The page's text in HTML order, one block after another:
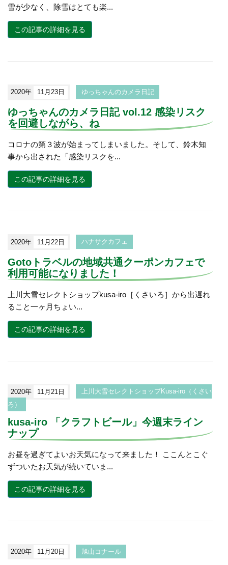
雪が少なく、除雪はとても楽...
この記事の詳細を見る
2020年 11月23日 ゆっちゃんのカメラ日記
ゆっちゃんのカメラ日記 vol.12 感染リスク
を回避しながら、ね
コロナの第３波が始まってしまいました。そして、鈴木知
事から出された「感染リスクを...
この記事の詳細を見る
2020年 11月22日 ハナサクカフェ
Gotoトラベルの地域共通クーポンカフェで
利用可能になりました！
上川大雪セレクトショップkusa-iro［くさいろ］から出遅れ
ること一ヶ月ちょい...
この記事の詳細を見る
2020年 11月21日
上川大雪セレクトショップKusa-iro（くさい
ろ）
kusa-iro 「クラフトビール」今週末ライン
ナップ
お昼を過ぎてよいお天気になって来ました！ ここんとこぐ
ずついたお天気が続いていま...
この記事の詳細を見る
2020年 11月20日 旭山コナール